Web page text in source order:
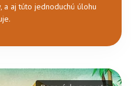
aj túto jednoduchú úlohu